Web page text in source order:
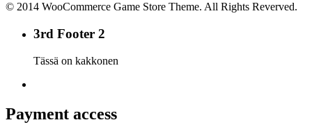
© 2014 WooCommerce Game Store Theme. All Rights Reverved.
3rd Footer 2
Tässä on kakkonen
Payment access